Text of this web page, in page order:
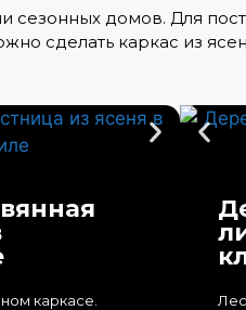
сезонных домов. Для
сделать каркас из
каркасе.